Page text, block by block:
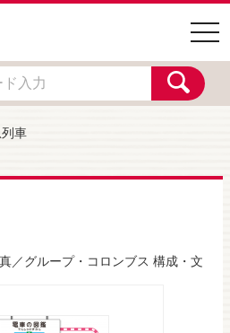
車
／グループ・コロンブス 構成・文